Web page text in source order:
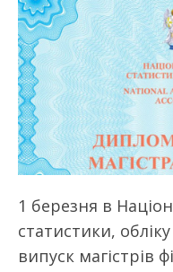
1 березня в
статистики,
випуск магістрів